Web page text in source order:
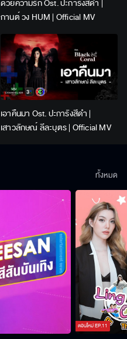
ด้วยความรัก Ost. ปะการังสีดำ |
กานต์ วง HUM | Official MV
เอาคืนมา Ost. ปะการังสีดำ |
เสาวลักษณ์ ลีละบุตร | Official MV
ตอนใหม่EP.11
ทั้งหมด